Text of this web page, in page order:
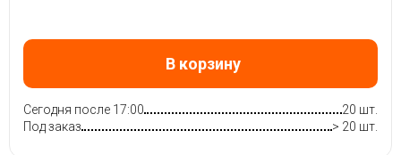
В корзину
Сегодня после 17:00
20 шт.
Под заказ
> 20 шт.